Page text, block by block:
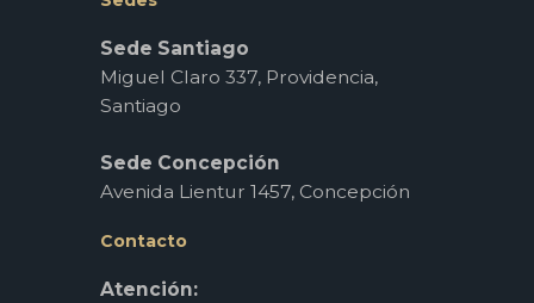
Sede Santiago
Miguel Claro 337, Providencia,
Santiago
Sede Concepción
Avenida Lientur 1457, Concepción
Contacto
Atención: